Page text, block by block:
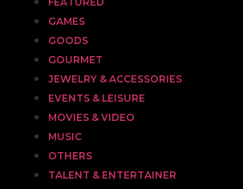
GAMES
GOODS
GOURMET
JEWELRY & ACCESSORIES
EVENTS & LEISURE
MOVIES & VIDEO
MUSIC
OTHERS
TALENT & ENTERTAINER